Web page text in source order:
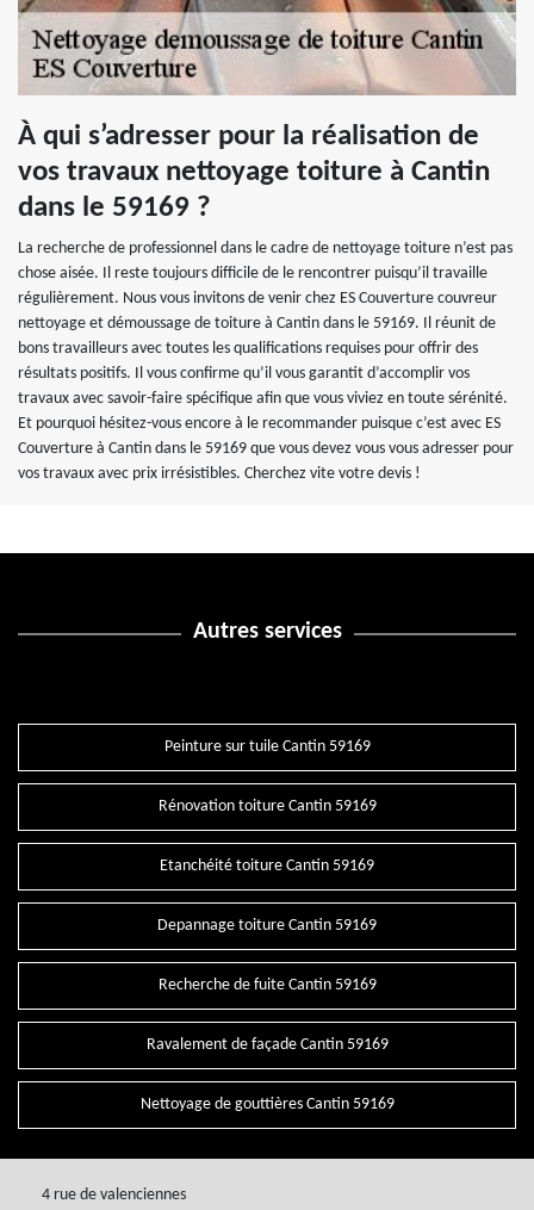
À qui s’adresser pour la réalisation de
vos travaux nettoyage toiture à Cantin
dans le 59169 ?
La recherche de professionnel dans le cadre de nettoyage toiture n’est pas
chose aisée. Il reste toujours difficile de le rencontrer puisqu’il travaille
régulièrement. Nous vous invitons de venir chez ES Couverture couvreur
nettoyage et démoussage de toiture à Cantin dans le 59169. Il réunit de
bons travailleurs avec toutes les qualifications requises pour offrir des
résultats positifs. Il vous confirme qu’il vous garantit d’accomplir vos
travaux avec savoir-faire spécifique afin que vous viviez en toute sérénité.
Et pourquoi hésitez-vous encore à le recommander puisque c’est avec ES
Couverture à Cantin dans le 59169 que vous devez vous vous adresser pour
vos travaux avec prix irrésistibles. Cherchez vite votre devis !
Autres services
Peinture sur tuile Cantin 59169
Rénovation toiture Cantin 59169
Etanchéité toiture Cantin 59169
Depannage toiture Cantin 59169
Recherche de fuite Cantin 59169
Ravalement de façade Cantin 59169
Nettoyage de gouttières Cantin 59169
4 rue de valenciennes